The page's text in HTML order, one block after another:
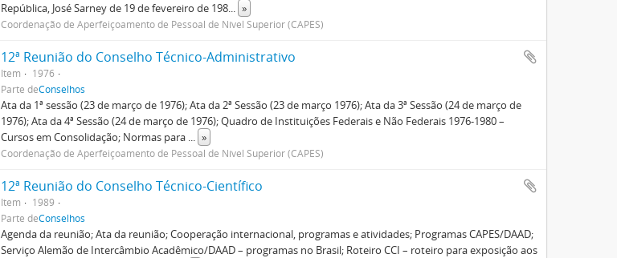
República, José Sarney de 19 de fevereiro de 198... »
Coordenação de Aperfeiçoamento de Pessoal de Nível Superior (CAPES)
12ª Reunião do Conselho Técnico-Administrativo
Item
1976
Parte deConselhos
Ata da 1ª sessão (23 de março de 1976); Ata da 2ª Sessão (23 de março 1976); Ata da 3ª Sessão (24 de março de
1976); Ata da 4ª Sessão (24 de março de 1976); Quadro de Instituições Federais e Não Federais 1976-1980 –
Cursos em Consolidação; Normas para ... »
Coordenação de Aperfeiçoamento de Pessoal de Nível Superior (CAPES)
12ª Reunião do Conselho Técnico-Científico
Item
1989
Parte deConselhos
Agenda da reunião; Ata da reunião; Cooperação internacional, programas e atividades; Programas CAPES/DAAD;
Serviço Alemão de Intercâmbio Acadêmico/DAAD – programas no Brasil; Roteiro CCI – roteiro para exposição aos